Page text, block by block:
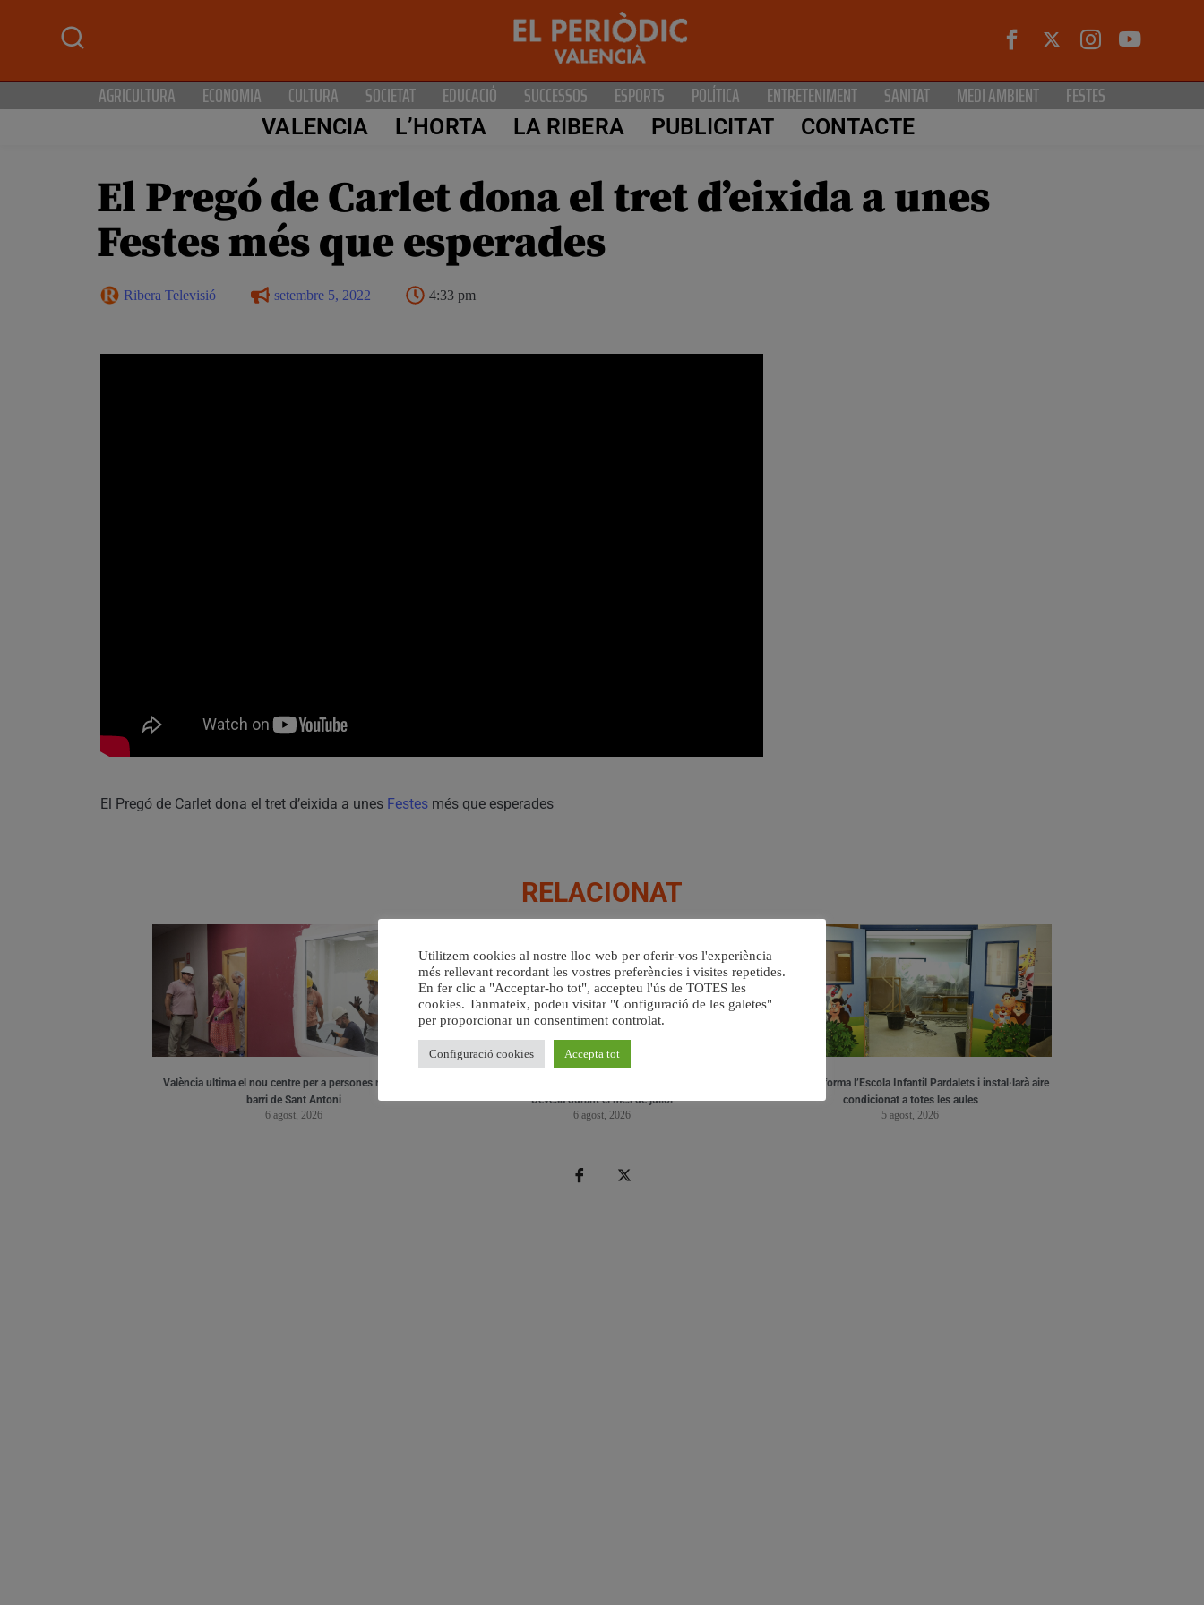
AGRICULTURA ECONOMIA CULTURA SOCIETAT EDUCACIÓ SUCCESSOS ESPORTS POLÍTICA ENTRETENIMENT SANITAT MEDI AMBIENT FESTES
VALENCIA L’HORTA LA RIBERA PUBLICITAT CONTACTE
El Pregó de Carlet dona el tret d’eixida a unes
Festes més que esperades
Ribera Televisió setembre 5, 2022 4:33 pm
El Pregó de Carlet dona el tret d’eixida a unes Festes més que esperades
RELACIONAT
València ultima el nou centre per a persones majors del
barri de Sant Antoni
6 agost, 2026
Devesa durant el mes de juliol
6 agost, 2026
València reforma l’Escola Infantil Pardalets i instal·larà aire
condicionat a totes les aules
5 agost, 2026
Utilitzem cookies al nostre lloc web per oferir-vos l'experiència
més rellevant recordant les vostres preferències i visites repetides.
En fer clic a "Acceptar-ho tot", accepteu l'ús de TOTES les
cookies. Tanmateix, podeu visitar "Configuració de les galetes"
per proporcionar un consentiment controlat.
Configuració cookies Accepta tot